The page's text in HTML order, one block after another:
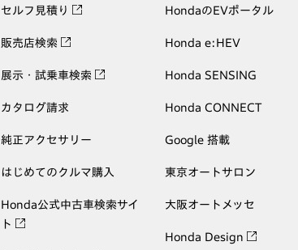
セルフ見積り
販売店検索
展示・試乗車検索
カタログ請求
純正アクセサリー
はじめてのクルマ購入
Honda公式中古車検索サイ
ト
HondaのEVポータル
Honda e:HEV
Honda SENSING
Honda CONNECT
Google 搭載
東京オートサロン
大阪オートメッセ
Honda Design